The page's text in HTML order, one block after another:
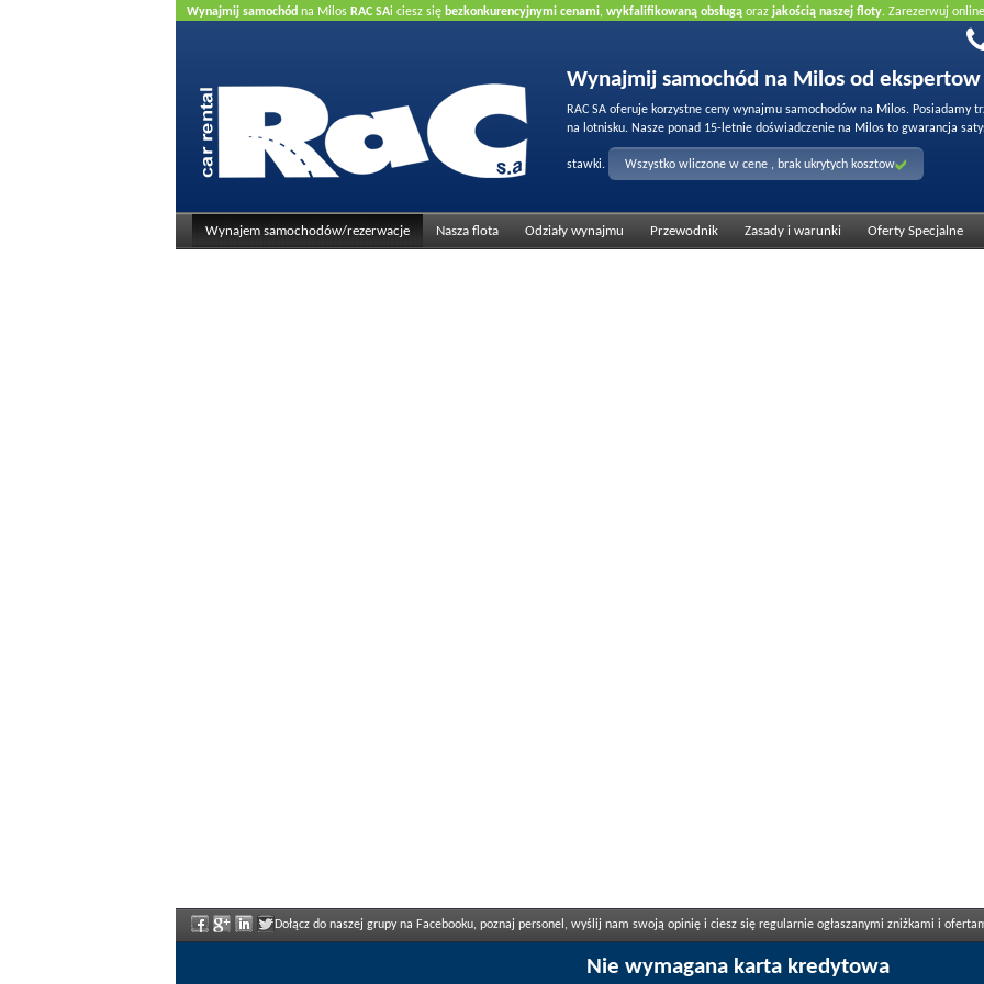
Wynajmij samochód na Milos RAC SAi ciesz się bezkonkurencyjnymi cenami, wykfalifikowaną obsługą oraz jakością naszej floty. Zarezerwuj
Wynajmij samochód na Milos od ekspertow
RAC SA oferuje korzystne ceny wynajmu samochodów na Milos. Posiadamy
na lotnisku. Nasze ponad 15-letnie doświadczenie na Milos to gwarancja
stawki. Wszystko wliczone w cene , brak ukrytych kosztow
Wynajem samochodów/rezerwacje Nasza flota Odziały wynajmu Przewodnik Zasady i warunki Oferty Specjalne
Dołącz do naszej grupy na Facebooku, poznaj personel, wyślij nam swoją opinię i ciesz się regularnie ogłaszanymi zniżkami i
Nie wymagana karta kredytowa